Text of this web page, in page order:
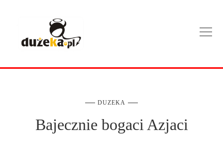
DUZEKA
Bajecznie bogaci Azjaci